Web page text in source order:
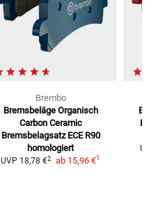
Brembo
Bremsbeläge Organisch
Carbon Ceramic
Bremsbelagsatz ECE R90
homologiert
UVP 18,78 €2 ab 15,96 €1